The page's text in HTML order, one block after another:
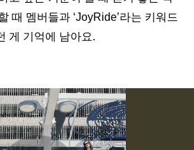
때 멤버들과 ‘JoyRide’라는 키워드
게 기억에 남아요.